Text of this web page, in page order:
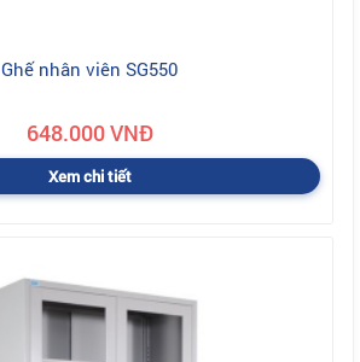
Ghế nhân viên SG550
648.000 VNĐ
Xem chi tiết